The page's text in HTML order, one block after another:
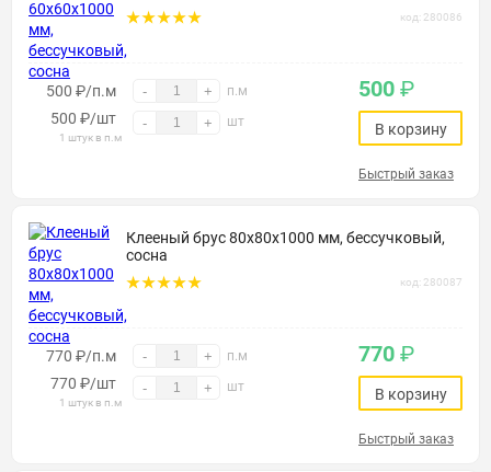
код: 280086
500 ₽/п.м - + п.м
500 ₽/шт
1 штук в п.м
- + шт
500 ₽
В корзину
Быстрый заказ
Клееный брус 80х80х1000 мм, бессучковый,
сосна
код: 280087
770 ₽/п.м - + п.м
770 ₽/шт
1 штук в п.м
- + шт
770 ₽
В корзину
Быстрый заказ